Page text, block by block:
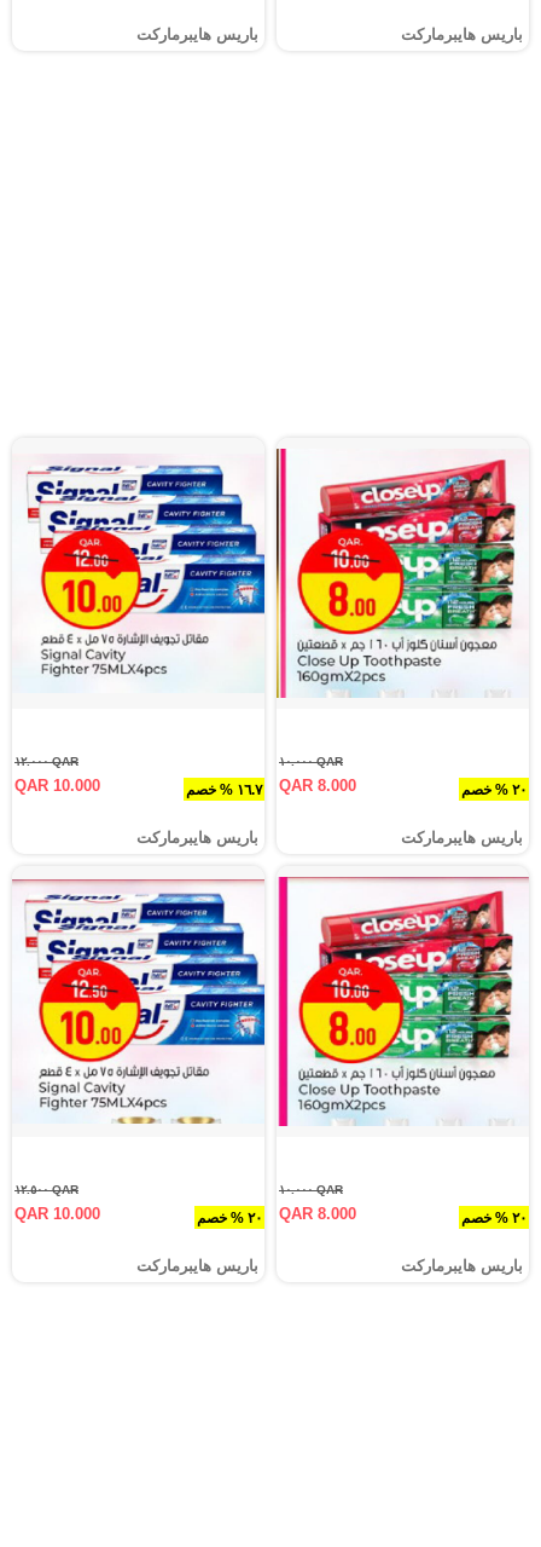
باريس هايبرماركت باريس هايبرماركت
٢٠ % خصم
QAR ١٠.٠٠٠
QAR 8.000
باريس هايبرماركت
١٦.٧ % خصم
QAR ١٢.٠٠٠
QAR 10.000
باريس هايبرماركت
٢٠ % خصم
QAR ١٠.٠٠٠
QAR 8.000
باريس هايبرماركت
٢٠ % خصم
QAR ١٢.٥٠٠
QAR 10.000
باريس هايبرماركت